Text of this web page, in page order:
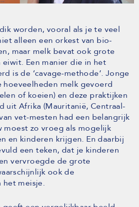
worden, vooral als je te veel
alleen een orkest van bio-
maar melk bevat ook grote
Een manier die in het
is de ‘cavage-methode’. Jonge
melk gevoerd
of koeien) en deze praktijken
uit Afrika (Mauritanië, Centraal-
vet-mesten had een belangrijk
zo vroeg als mogelijk
en kinderen krijgen. En daarbij
een teken, dat je kinderen
vervroegde de grote
ook de
het meisje.